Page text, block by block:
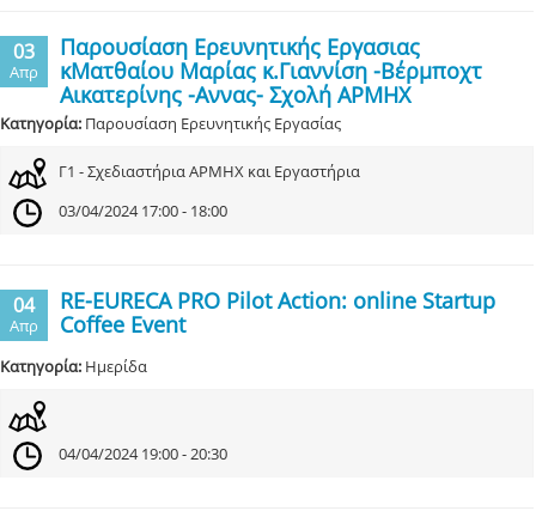
03
Απρ
Παρουσίαση Ερευνητικής Εργασιας
κΜατθαίου Μαρίας κ.Γιαννίση -Βέρμποχτ
Αικατερίνης -Αννας- Σχολή ΑΡΜΗΧ
Κατηγορία: Παρουσίαση Ερευνητικής Εργασίας
Γ1 - Σχεδιαστήρια ΑΡΜΗΧ και Εργαστήρια
03/04/2024 17:00 - 18:00
04
Απρ
RE-EURECA PRO Pilot Action: online Startup
Coffee Event
Κατηγορία: Ημερίδα
04/04/2024 19:00 - 20:30